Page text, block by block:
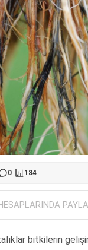
0 184
bitkilerin